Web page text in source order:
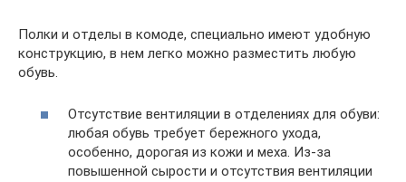
Полки и отделы в комоде, специально имеют удобную
конструкцию, в нем легко можно разместить любую
обувь.
Отсутствие вентиляции в отделениях для обуви:
любая обувь требует бережного ухода,
особенно, дорогая из кожи и меха. Из-за
повышенной сырости и отсутствия вентиляции